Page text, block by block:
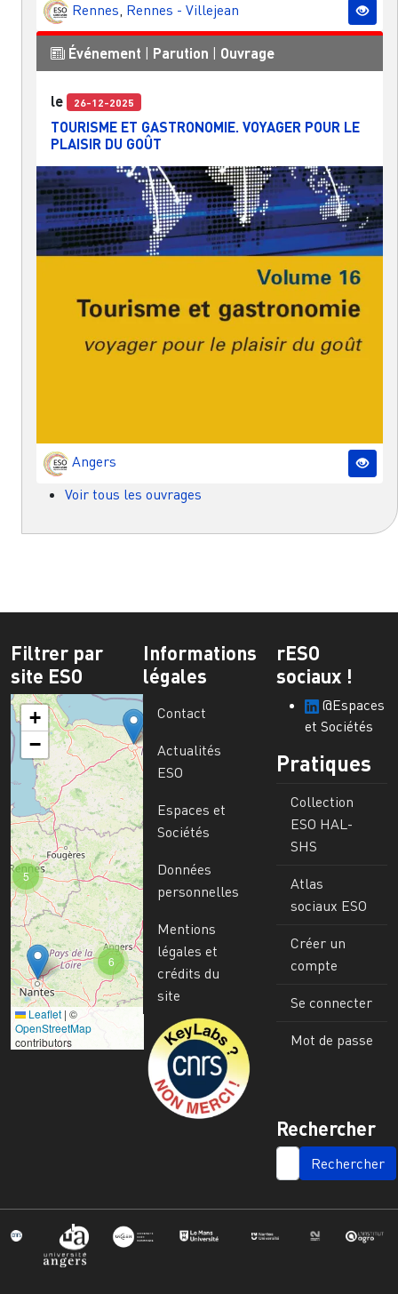
Rennes, Rennes - Villejean
Événement Parution Ouvrage
le 26-12-2025
TOURISME ET GASTRONOMIE. VOYAGER POUR LE
PLAISIR DU GOÛT
Angers
Voir tous les ouvrages
Filtrer par
site ESO
6
5
+
−
Leaflet | ©
OpenStreetMap
contributors
Informations
légales
Contact
Actualités
ESO
Espaces et
Sociétés
Données
personnelles
Mentions
légales et
crédits du
site
Image
rESO
sociaux !
@Espaces
et Sociétés
Pratiques
Collection
ESO HAL-
SHS
Atlas
sociaux ESO
Créer un
compte
Se connecter
Mot de passe
Rechercher
SEARCH